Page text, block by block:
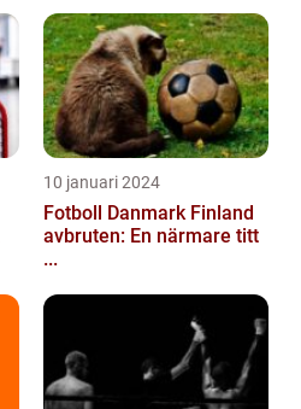
10 januari 2024
Fotboll Danmark Finland
avbruten: En närmare titt
...